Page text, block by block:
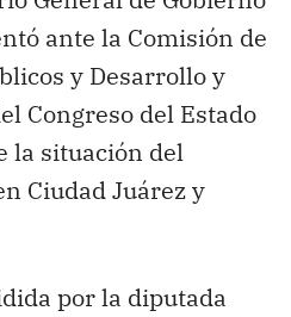
ante la Comisión de
y Desarrollo y
Congreso del Estado
la situación del
Ciudad Juárez y
por la diputada